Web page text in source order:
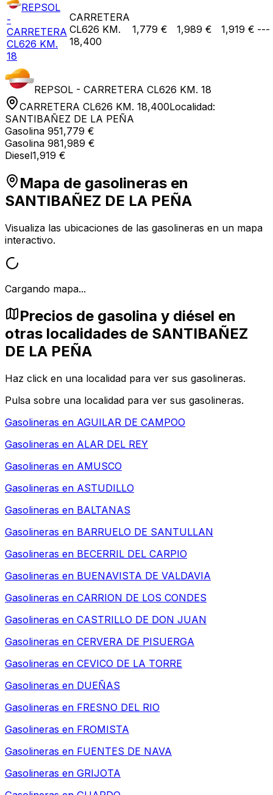
REPSOL
-
CARRETERA
CL626 KM.
18
CARRETERA
CL626 KM.
18,400
1,779 € 1,989 € 1,919 € ---
REPSOL - CARRETERA CL626 KM. 18
CARRETERA CL626 KM. 18,400Localidad:
SANTIBAÑEZ DE LA PEÑA
Gasolina 951,779 €
Gasolina 981,989 €
Diesel1,919 €
Mapa de gasolineras en
SANTIBAÑEZ DE LA PEÑA
Visualiza las ubicaciones de las gasolineras en un mapa
interactivo.
Cargando mapa...
Precios de gasolina y diésel en
otras localidades de SANTIBAÑEZ
DE LA PEÑA
Haz click en una localidad para ver sus gasolineras.
Pulsa sobre una localidad para ver sus gasolineras.
Gasolineras en AGUILAR DE CAMPOO
Gasolineras en ALAR DEL REY
Gasolineras en AMUSCO
Gasolineras en ASTUDILLO
Gasolineras en BALTANAS
Gasolineras en BARRUELO DE SANTULLAN
Gasolineras en BECERRIL DEL CARPIO
Gasolineras en BUENAVISTA DE VALDAVIA
Gasolineras en CARRION DE LOS CONDES
Gasolineras en CASTRILLO DE DON JUAN
Gasolineras en CERVERA DE PISUERGA
Gasolineras en CEVICO DE LA TORRE
Gasolineras en DUEÑAS
Gasolineras en FRESNO DEL RIO
Gasolineras en FROMISTA
Gasolineras en FUENTES DE NAVA
Gasolineras en GRIJOTA